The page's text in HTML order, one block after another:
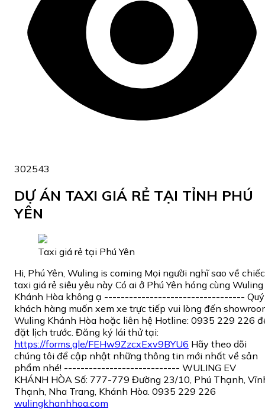
302543
DỰ ÁN TAXI GIÁ RẺ TẠI TỈNH PHÚ
YÊN
Taxi giá rẻ tại Phú Yên
Hi, Phú Yên, Wuling is coming Mọi người nghĩ sao về chiếc
taxi giá rẻ siêu yêu này Có ai ở Phú Yên hóng cùng Wuling
Khánh Hòa không ạ ---------------------------------- Quý
khách hàng muốn xem xe trực tiếp vui lòng đến
Wuling Khánh Hòa hoặc liên hệ Hotline: 0935 229 226
đặt lịch trước. Đăng ký lái thử tại:
https://forms.gle/FEHw9ZzcxExv9BYU6 Hãy theo dõi
chúng tôi để cập nhật những thông tin mới nhất về sản
phẩm nhé! ---------------------------- WULING EV
KHÁNH HÒA Số: 777-779 Đường 23/10, Phú Thạnh,
Thạnh, Nha Trang, Khánh Hòa. 0935 229 226
wulingkhanhhoa.com